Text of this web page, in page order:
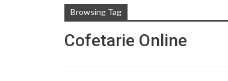
Browsing Tag
Cofetarie Online